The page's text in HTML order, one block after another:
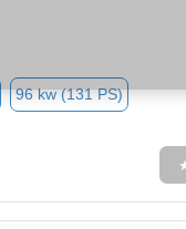
96 kw (131 PS)